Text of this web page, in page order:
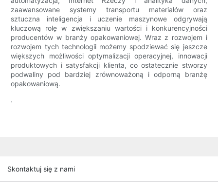
zaawansowane systemy transportu materiałów oraz
sztuczna inteligencja i uczenie maszynowe odgrywają
kluczową rolę w zwiększaniu wartości i konkurencyjności
producentów w branży opakowaniowej. Wraz z rozwojem i
rozwojem tych technologii możemy spodziewać się jeszcze
większych możliwości optymalizacji operacyjnej, innowacji
produktowych i satysfakcji klienta, co ostatecznie stworzy
podwaliny pod bardziej zrównoważoną i odporną branżę
opakowaniową.
.
Skontaktuj się z nami